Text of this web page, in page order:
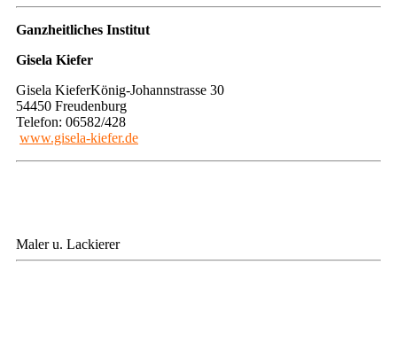
Ganzheitliches Institut
Gisela Kiefer
Gisela KieferKönig-Johannstrasse 30
54450 Freudenburg
Telefon: 06582/428
www.gisela-kiefer.de
Maler u. Lackierer